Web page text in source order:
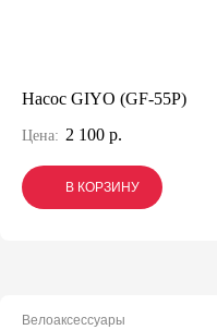
Насос GIYO (GF-55P)
Цена: 2 100 р.
В КОРЗИНУ
В КОРЗИНУ
В КОРЗИНУ
Велоаксессуары